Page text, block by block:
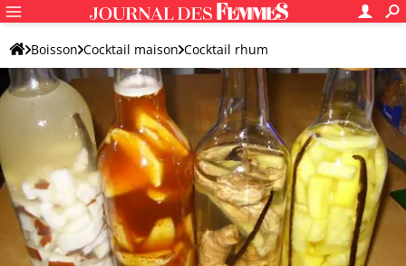
Boisson Cocktail maison Cocktail rhum
Autre cocktail à base de rhum